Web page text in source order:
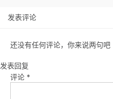
发表评论
还没有任何评论，你来说两句吧
发表回复
评论 *